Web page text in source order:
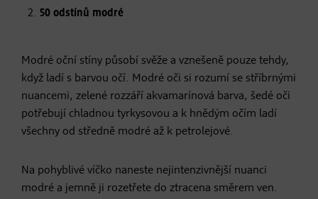
50 odstínů modré
Modré oční stíny působí svěže a vznešeně pouze tehdy,
když ladí s barvou očí. Modré oči si rozumí se stříbrnými
nuancemi, zelené rozzáří akvamarínová barva, šedé oči
potřebují chladnou tyrkysovou a k hnědým očím ladí
všechny od středně modré až k petrolejové.
Na pohyblivé víčko naneste nejintenzivnější nuanci
modré a jemně ji rozetřete do ztracena směrem ven.